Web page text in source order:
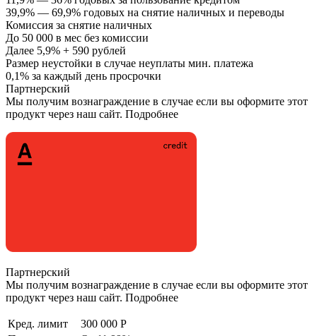
39,9% — 69,9% годовых на снятие наличных и переводы
Комиссия за снятие наличных
До 50 000 в мес без комиссии
Далее 5,9% + 590 рублей
Размер неустойки в случае неуплаты мин. платежа
0,1% за каждый день просрочки
Партнерский
Мы получим вознаграждение в случае если вы оформите этот
продукт через наш сайт. Подробнее
Партнерский
Мы получим вознаграждение в случае если вы оформите этот
продукт через наш сайт. Подробнее
Кред. лимит
300 000 Р